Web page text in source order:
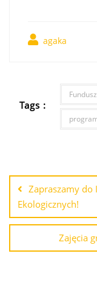
agaka
Tags :
Zapraszamy do
Ekologicznych!
Zajęcia